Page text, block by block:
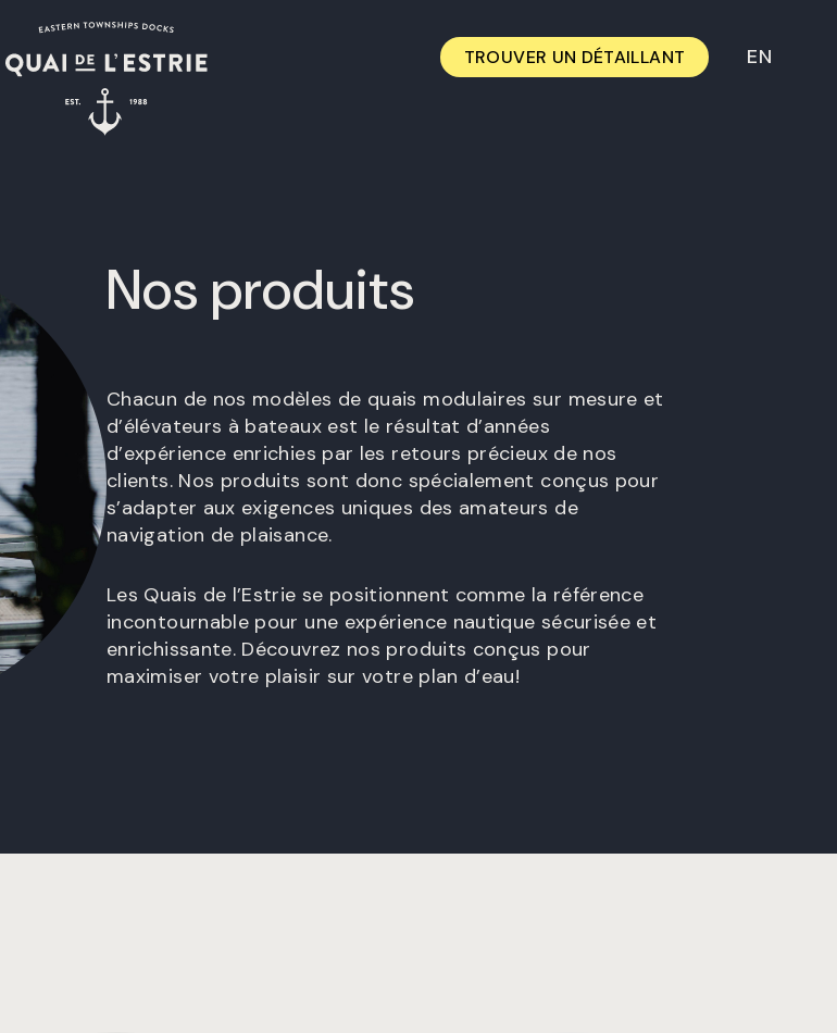
TROUVER UN DÉTAILLANT EN
Nos produits
Chacun de nos modèles de quais modulaires sur mesure et
d’élévateurs à bateaux est le résultat d’années
d’expérience enrichies par les retours précieux de nos
clients. Nos produits sont donc spécialement conçus pour
s’adapter aux exigences uniques des amateurs de
navigation de plaisance.
Les Quais de l’Estrie se positionnent comme la référence
incontournable pour une expérience nautique sécurisée et
enrichissante. Découvrez nos produits conçus pour
maximiser votre plaisir sur votre plan d’eau!